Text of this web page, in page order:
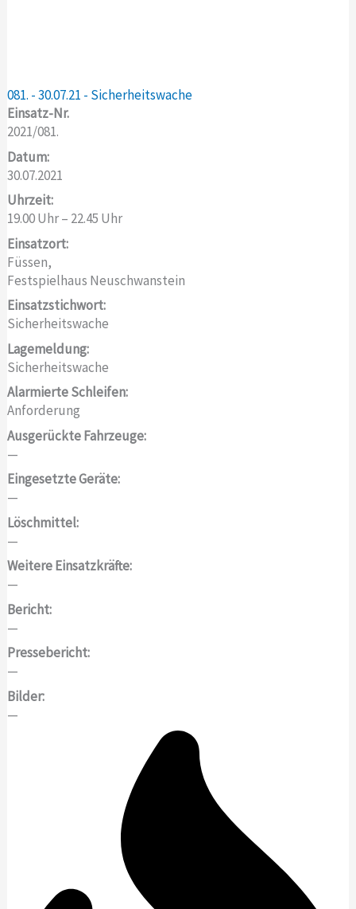
081. - 30.07.21 - Sicherheitswache
Einsatz-Nr.
2021/081.
Datum:
30.07.2021
Uhrzeit:
19.00 Uhr – 22.45 Uhr
Einsatzort:
Füssen,
Festspielhaus Neuschwanstein
Einsatzstichwort:
Sicherheitswache
Lagemeldung:
Sicherheitswache
Alarmierte Schleifen:
Anforderung
Ausgerückte Fahrzeuge:
—
Eingesetzte Geräte:
—
Löschmittel:
—
Weitere Einsatzkräfte:
—
Bericht:
—
Pressebericht:
—
Bilder:
—